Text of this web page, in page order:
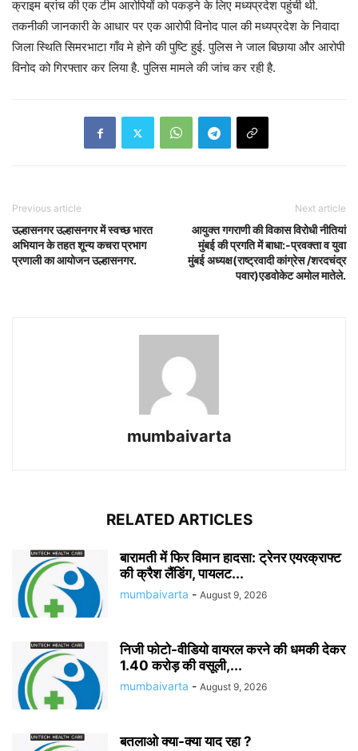
क्राइम ब्रांच की एक टीम आरोपियों को पकड़ने के लिए मध्यप्रदेश पहुंची थी.
तकनीकी जानकारी के आधार पर एक आरोपी विनोद पाल की मध्यप्रदेश के निवादा
जिला स्थिति सिमरभाटा गाँव मे होने की पुष्टि हुई. पुलिस ने जाल बिछाया और आरोपी
विनोद को गिरफ्तार कर लिया है. पुलिस मामले की जांच कर रही है.
Previous article
उल्हासनगर उल्हासनगर में स्वच्छ भारत
अभियान के तहत शून्य कचरा प्रभाग
प्रणाली का आयोजन उल्हासनगर.
Next article
आयुक्त गगराणी की विकास विरोधी नीतियां
मुंबई की प्रगति में बाधा:-प्रवक्ता व युवा
मुंबई अध्यक्ष(राष्ट्रवादी कांग्रेस /शरदचंद्र
पवार)एडवोकेट अमोल मातेले.
mumbaivarta
RELATED ARTICLES
बारामती में फिर विमान हादसा: ट्रेनर एयरक्राफ्ट
की क्रैश लैंडिंग, पायलट...
mumbaivarta - August 9, 2026
निजी फोटो-वीडियो वायरल करने की धमकी देकर
1.40 करोड़ की वसूली,...
mumbaivarta - August 9, 2026
बतलाओ क्या-क्या याद रहा ?